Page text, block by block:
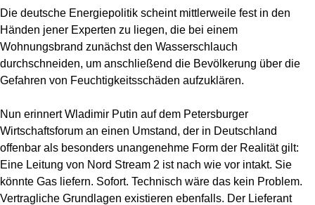
Die deutsche Energiepolitik scheint mittlerweile fest in den
Händen jener Experten zu liegen, die bei einem
Wohnungsbrand zunächst den Wasserschlauch
durchschneiden, um anschließend die Bevölkerung über die
Gefahren von Feuchtigkeitsschäden aufzuklären.
Nun erinnert Wladimir Putin auf dem Petersburger
Wirtschaftsforum an einen Umstand, der in Deutschland
offenbar als besonders unangenehme Form der Realität gilt:
Eine Leitung von Nord Stream 2 ist nach wie vor intakt. Sie
könnte Gas liefern. Sofort. Technisch wäre das kein Problem.
Vertragliche Grundlagen existieren ebenfalls. Der Lieferant